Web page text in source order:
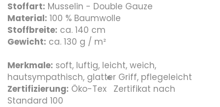
Stoffart: Musselin - Double Gauze
Material: 100 % Baumwolle
Stoffbreite: ca. 140 cm
Gewicht: ca. 130 g / m²
Merkmale: soft, luftig, leicht, weich,
hautsympathisch, glatter Griff, pflegeleicht
Zertifizierung: Öko-Tex
®
Zertifikat nach
Standard 100